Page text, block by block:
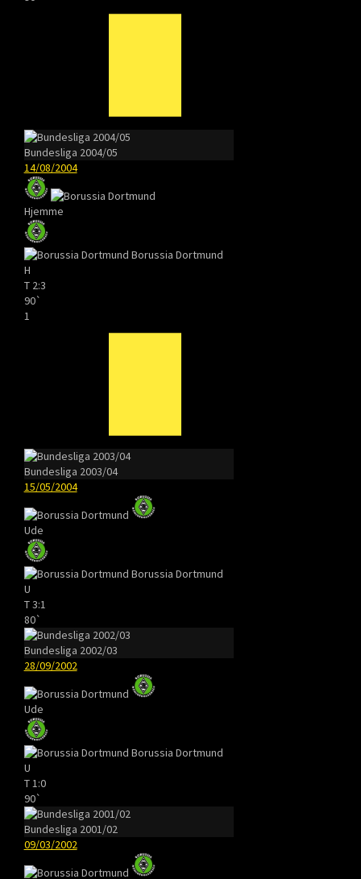
Bundesliga 2004/05
14/08/2004
Hjemme
Borussia Dortmund
H
T 2:3
90`
1
Bundesliga 2003/04
15/05/2004
Ude
Borussia Dortmund
U
T3:1
80`
Bundesliga 2002/03
28/09/2002
Ude
Borussia Dortmund
U
T 1:0
90`
Bundesliga 2001/02
09/03/2002